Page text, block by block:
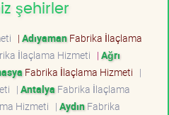
şehirler
| AdıyamanFabrika İlaçlama
İlaçlama Hizmeti | Ağrı
Fabrika İlaçlama Hizmeti |
| Antalya Fabrika İlaçlama
Hizmeti | AydınFabrika